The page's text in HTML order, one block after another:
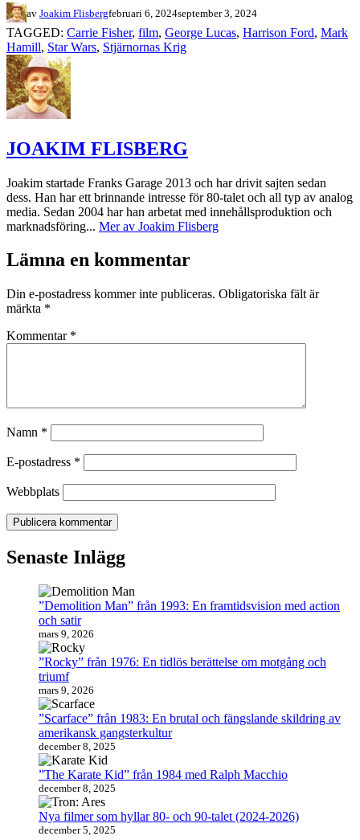
av Joakim Flisbergfebruari 6, 2024september 3, 2024
TAGGED: Carrie Fisher, film, George Lucas, Harrison Ford, Mark
Hamill, Star Wars, Stjärnornas Krig
JOAKIM FLISBERG
Joakim startade Franks Garage 2013 och har drivit sajten sedan
dess. Han har ett brinnande intresse för 80-talet och all typ av analog
media. Sedan 2004 har han arbetat med innehållsproduktion och
marknadsföring... Mer av Joakim Flisberg
Lämna en kommentar
Din e-postadress kommer inte publiceras. Obligatoriska fält är
märkta *
Kommentar *
Namn *
E-postadress *
Webbplats
Senaste Inlägg
”Demolition Man” från 1993: En framtidsvision med action
och satir
mars 9, 2026
”Rocky” från 1976: En tidlös berättelse om motgång och
triumf
mars 9, 2026
”Scarface” från 1983: En brutal och fängslande skildring av
amerikansk gangsterkultur
december 8, 2025
”The Karate Kid” från 1984 med Ralph Macchio
december 8, 2025
Nya filmer som hyllar 80- och 90-talet (2024-2026)
december 5, 2025